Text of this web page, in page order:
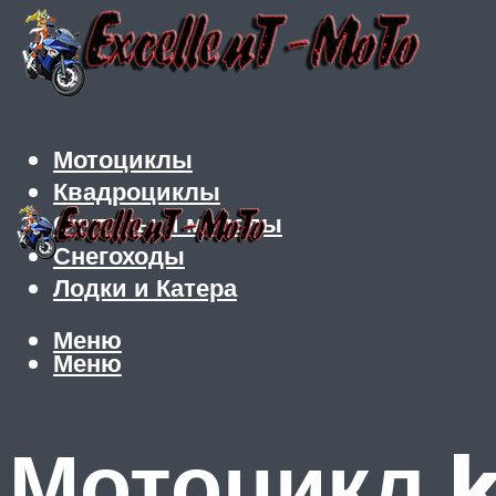
Мотоциклы
Квадроциклы
Скутеры и мопеды
Снегоходы
Лодки и Катера
Меню
Меню